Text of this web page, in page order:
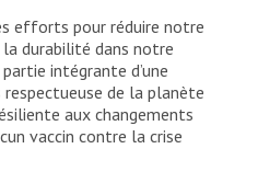
efforts pour réduire notre
durabilité dans notre
intégrante d’une
de la planète
aux changements
vaccin contre la crise